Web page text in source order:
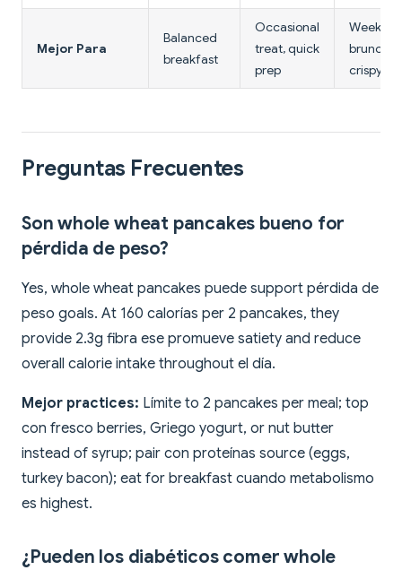
Mejor Para
Balanced
breakfast
Occasional
treat, quick
prep
brunch,
crispy tex
Preguntas Frecuentes
Son whole wheat pancakes bueno for
pérdida de peso?
Yes, whole wheat pancakes puede support pérdida de
peso goals. At 160 calorías per 2 pancakes, they
provide 2.3g fibra ese promueve satiety and reduce
overall calorie intake throughout el día.
Mejor practices: Límite to 2 pancakes per meal; top
con fresco berries, Griego yogurt, or nut butter
instead of syrup; pair con proteínas source (eggs,
turkey bacon); eat for breakfast cuando metabolismo
es highest.
¿Pueden los diabéticos comer whole